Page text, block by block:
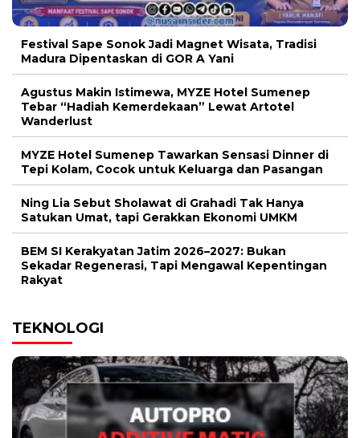
Festival Sape Sonok Jadi Magnet Wisata, Tradisi
Madura Dipentaskan di GOR A Yani
Agustus Makin Istimewa, MYZE Hotel Sumenep
Tebar “Hadiah Kemerdekaan” Lewat Artotel
Wanderlust
MYZE Hotel Sumenep Tawarkan Sensasi Dinner di
Tepi Kolam, Cocok untuk Keluarga dan Pasangan
Ning Lia Sebut Sholawat di Grahadi Tak Hanya
Satukan Umat, tapi Gerakkan Ekonomi UMKM
BEM SI Kerakyatan Jatim 2026–2027: Bukan
Sekadar Regenerasi, Tapi Mengawal Kepentingan
Rakyat
TEKNOLOGI